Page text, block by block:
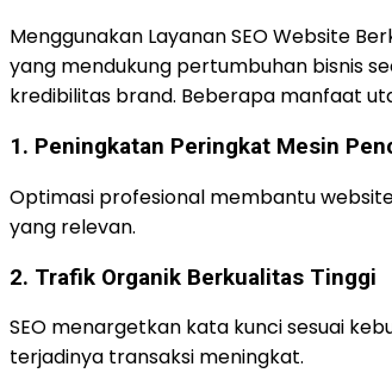
Menggunakan Layanan SEO Website
yang mendukung pertumbuhan bisnis
kredibilitas brand. Beberapa manfaat
1. Peningkatan Peringkat Mesin
Optimasi profesional membantu
yang relevan.
2. Trafik Organik Berkualitas Tinggi
SEO menargetkan kata kunci sesuai
terjadinya transaksi meningkat.